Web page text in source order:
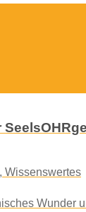
, Wissenswertes
Wunder